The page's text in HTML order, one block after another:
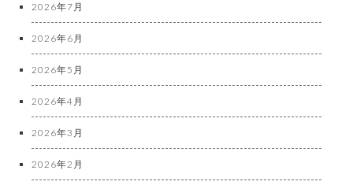
2026年7月
2026年6月
2026年5月
2026年4月
2026年3月
2026年2月